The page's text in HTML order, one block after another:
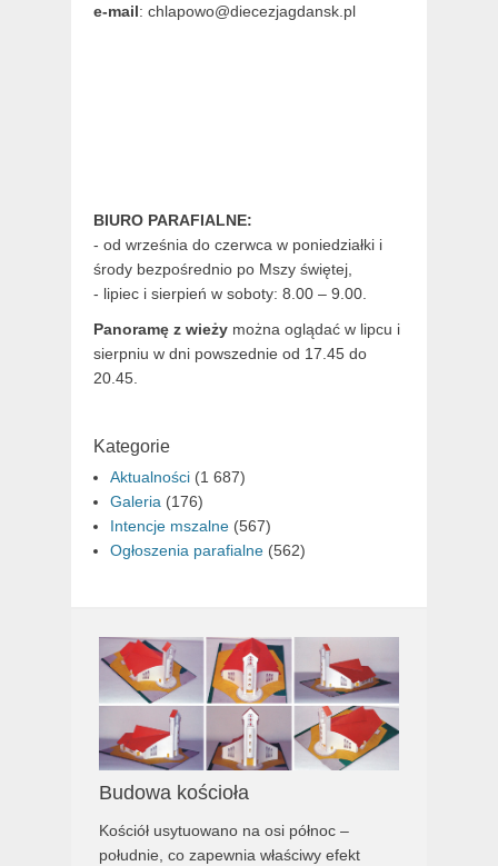
e-mail: chlapowo@diecezjagdansk.pl
BIURO PARAFIALNE:
- od września do czerwca w poniedziałki i
środy bezpośrednio po Mszy świętej,
- lipiec i sierpień w soboty: 8.00 – 9.00.
Panoramę z wieży można oglądać w lipcu i
sierpniu w dni powszednie od 17.45 do
20.45.
Kategorie
Aktualności (1 687)
Galeria (176)
Intencje mszalne (567)
Ogłoszenia parafialne (562)
Budowa kościoła
Kościół usytuowano na osi północ –
południe, co zapewnia właściwy efekt